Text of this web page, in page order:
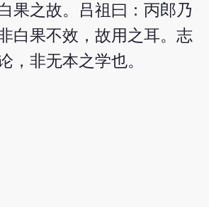
果之故。吕祖曰：丙郎乃
白果不效，故用之耳。志
，非无本之学也。